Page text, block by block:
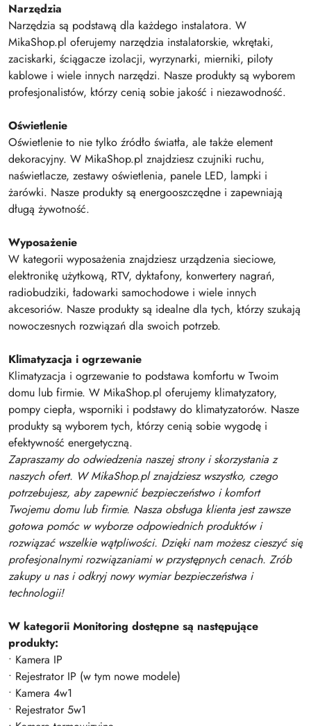
Narzędzia
Narzędzia są podstawą dla każdego instalatora. W
MikaShop.pl oferujemy narzędzia instalatorskie, wkrętaki,
zaciskarki, ściągacze izolacji, wyrzynarki, mierniki, piloty
kablowe i wiele innych narzędzi. Nasze produkty są wyborem
profesjonalistów, którzy cenią sobie jakość i niezawodność.
Oświetlenie
Oświetlenie to nie tylko źródło światła, ale także element
dekoracyjny. W MikaShop.pl znajdziesz czujniki ruchu,
naświetlacze, zestawy oświetlenia, panele LED, lampki i
żarówki. Nasze produkty są energooszczędne i zapewniają
długą żywotność.
Wyposażenie
W kategorii wyposażenia znajdziesz urządzenia sieciowe,
elektronikę użytkową, RTV, dyktafony, konwertery nagrań,
radiobudziki, ładowarki samochodowe i wiele innych
akcesoriów. Nasze produkty są idealne dla tych, którzy szukają
nowoczesnych rozwiązań dla swoich potrzeb.
Klimatyzacja i ogrzewanie
Klimatyzacja i ogrzewanie to podstawa komfortu w Twoim
domu lub firmie. W MikaShop.pl oferujemy klimatyzatory,
pompy ciepła, wsporniki i podstawy do klimatyzatorów. Nasze
produkty są wyborem tych, którzy cenią sobie wygodę i
efektywność energetyczną.
Zapraszamy do odwiedzenia naszej strony i skorzystania z
naszych ofert. W MikaShop.pl znajdziesz wszystko, czego
potrzebujesz, aby zapewnić bezpieczeństwo i komfort
Twojemu domu lub firmie. Nasza obsługa klienta jest zawsze
gotowa pomóc w wyborze odpowiednich produktów i
rozwiązać wszelkie wątpliwości. Dzięki nam możesz cieszyć się
profesjonalnymi rozwiązaniami w przystępnych cenach. Zrób
zakupy u nas i odkryj nowy wymiar bezpieczeństwa i
technologii!
W kategorii Monitoring dostępne są następujące
produkty:
• Kamera IP
• Rejestrator IP (w tym nowe modele)
• Kamera 4w1
• Rejestrator 5w1